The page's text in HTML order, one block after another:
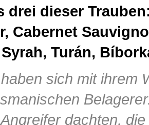
drei dieser
Cabernet
Turán,
sich mit ihrem
dachten,